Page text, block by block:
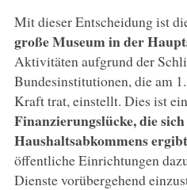
Mit dieser Entscheidung ist
große Museum in der
Aktivitäten aufgrund der
Bundesinstitutionen, die am
Kraft trat, einstellt. Dies ist
Finanzierungslücke, die
Haushaltsabkommens ergibt
öffentliche Einrichtungen
Dienste vorübergehend